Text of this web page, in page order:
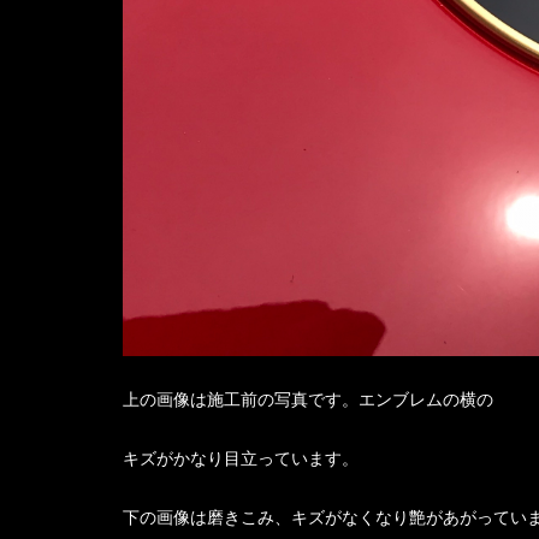
上の画像は施工前の写真です。エンブレムの横の
キズがかなり目立っています。
下の画像は磨きこみ、キズがなくなり艶があがってい